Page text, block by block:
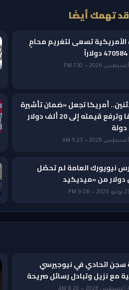
تهمك أيضًا
الأمريكية تسعى لتغريم محامٍ
أمريكا تجعل «ضمان تأشيرة
الزيارة» دائمًا وترفع قيمته إلى 20 ألف دولار
نيويورك العامة لم تحصّل
سجن اتحادي في نيوجيرسي
مع نزيل وتبادل رسائل صريحة